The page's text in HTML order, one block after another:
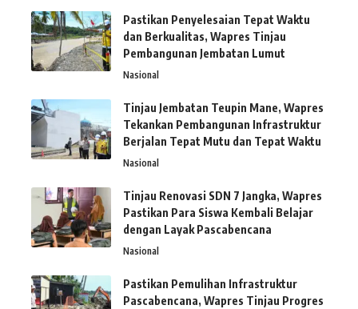
Pastikan Penyelesaian Tepat Waktu
dan Berkualitas, Wapres Tinjau
Pembangunan Jembatan Lumut
Nasional
Tinjau Jembatan Teupin Mane, Wapres
Tekankan Pembangunan Infrastruktur
Berjalan Tepat Mutu dan Tepat Waktu
Nasional
Tinjau Renovasi SDN 7 Jangka, Wapres
Pastikan Para Siswa Kembali Belajar
dengan Layak Pascabencana
Nasional
Pastikan Pemulihan Infrastruktur
Pascabencana, Wapres Tinjau Progres